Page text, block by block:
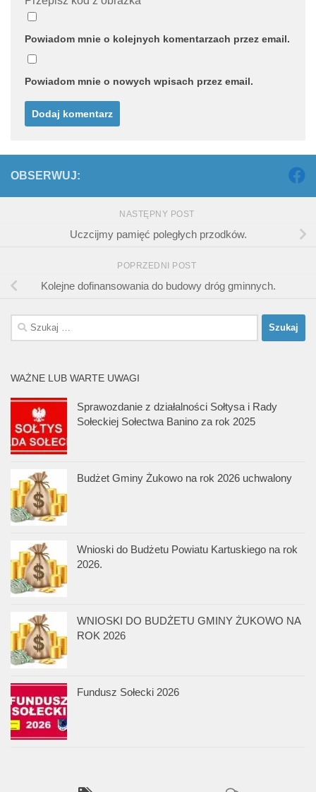
Powiadom mnie o kolejnych komentarzach przez email.
Powiadom mnie o nowych wpisach przez email.
OBSERWUJ:
NASTĘPNY POST
Uczcijmy pamięć poległych przodków.
POPRZEDNI POST
Kolejne dofinansowania do budowy dróg gminnych.
Szukaj:
WAŻNE LUB WARTE UWAGI
Sprawozdanie z działalności Sołtysa i Rady
Sołeckiej Sołectwa Banino za rok 2025
Budżet Gminy Żukowo na rok 2026 uchwalony
Wnioski do Budżetu Powiatu Kartuskiego na rok
2026.
WNIOSKI DO BUDŻETU GMINY ŻUKOWO NA
ROK 2026
Fundusz Sołecki 2026